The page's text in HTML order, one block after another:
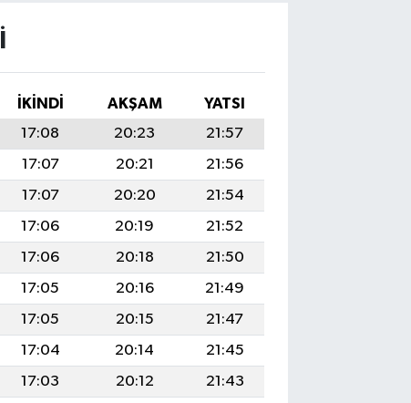
İKINDI AKŞAM
YATSI
17:08 20:23
21:57
17:07 20:21
21:56
17:07 20:20
21:54
17:06 20:19
21:52
17:06 20:18
21:50
17:05 20:16
21:49
17:05 20:15
21:47
17:04 20:14
21:45
17:03 20:12
21:43